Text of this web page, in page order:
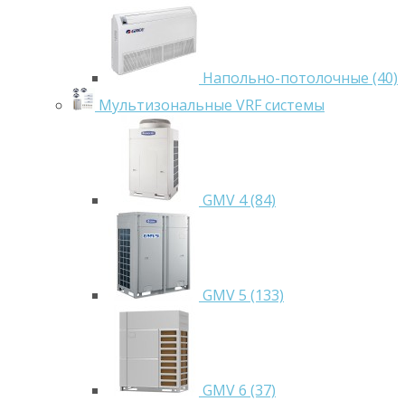
Напольно-потолочные (40)
Мультизональные VRF системы
GMV 4 (84)
GMV 5 (133)
GMV 6 (37)